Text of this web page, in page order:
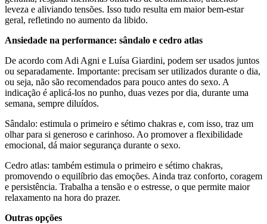
leveza e aliviando tensões. Isso tudo resulta em maior bem-estar
geral, refletindo no aumento da libido.
Ansiedade na performance: sândalo e cedro atlas
De acordo com Adi Agni e Luísa Giardini, podem ser usados juntos
ou separadamente. Importante: precisam ser utilizados durante o dia,
ou seja, não são recomendados para pouco antes do sexo. A
indicação é aplicá-los no punho, duas vezes por dia, durante uma
semana, sempre diluídos.
Sândalo: estimula o primeiro e sétimo chakras e, com isso, traz um
olhar para si generoso e carinhoso. Ao promover a flexibilidade
emocional, dá maior segurança durante o sexo.
Cedro atlas: também estimula o primeiro e sétimo chakras,
promovendo o equilíbrio das emoções. Ainda traz conforto, coragem
e persistência. Trabalha a tensão e o estresse, o que permite maior
relaxamento na hora do prazer.
Outras opções